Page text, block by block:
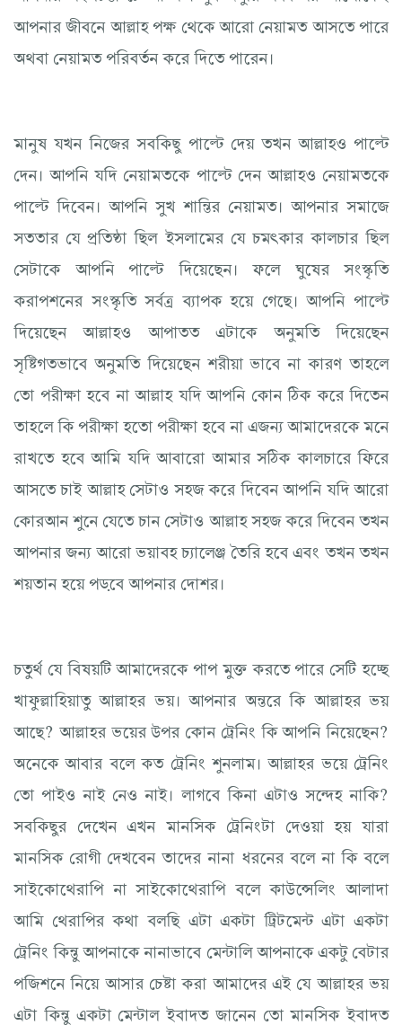
আপনার জীবনে আল্লাহ পক্ষ থেকে আরো নেয়ামত আসতে পারে
অথবা নেয়ামত পরিবর্তন করে দিতে পারেন।
মানুষ যখন নিজের সবকিছু পাল্টে দেয় তখন আল্লাহও পাল্টে
দেন। আপনি যদি নেয়ামতকে পাল্টে দেন আল্লাহও নেয়ামতকে
পাল্টে দিবেন। আপনি সুখ শান্তির নেয়ামত। আপনার সমাজে
সততার যে প্রতিষ্ঠা ছিল ইসলামের যে চমৎকার কালচার ছিল
সেটাকে আপনি পাল্টে দিয়েছেন। ফলে ঘুষের সংস্কৃতি
করাপশনের সংস্কৃতি সর্বত্র ব্যাপক হয়ে গেছে। আপনি পাল্টে
দিয়েছেন আল্লাহও আপাতত এটাকে অনুমতি দিয়েছেন
সৃষ্টিগতভাবে অনুমতি দিয়েছেন শরীয়া ভাবে না কারণ তাহলে
তো পরীক্ষা হবে না আল্লাহ যদি আপনি কোন ঠিক করে দিতেন
তাহলে কি পরীক্ষা হতো পরীক্ষা হবে না এজন্য আমাদেরকে মনে
রাখতে হবে আমি যদি আবারো আমার সঠিক কালচারে ফিরে
আসতে চাই আল্লাহ সেটাও সহজ করে দিবেন আপনি যদি আরো
কোরআন শুনে যেতে চান সেটাও আল্লাহ সহজ করে দিবেন তখন
আপনার জন্য আরো ভয়াবহ চ্যালেঞ্জ তৈরি হবে এবং তখন তখন
শয়তান হয়ে পড়বে আপনার দোশর।
চতুর্থ যে বিষয়টি আমাদেরকে পাপ মুক্ত করতে পারে সেটি হচ্ছে
খাফুল্লাহিয়াতু আল্লাহর ভয়। আপনার অন্তরে কি আল্লাহর ভয়
আছে? আল্লাহর ভয়ের উপর কোন ট্রেনিং কি আপনি নিয়েছেন?
অনেকে আবার বলে কত ট্রেনিং শুনলাম। আল্লাহর ভয়ে ট্রেনিং
তো পাইও নাই নেও নাই। লাগবে কিনা এটাও সন্দেহ নাকি?
সবকিছুর দেখেন এখন মানসিক ট্রেনিংটা দেওয়া হয় যারা
মানসিক রোগী দেখবেন তাদের নানা ধরনের বলে না কি বলে
সাইকোথেরাপি না সাইকোথেরাপি বলে কাউন্সেলিং আলাদা
আমি থেরাপির কথা বলছি এটা একটা ট্রিটমেন্ট এটা একটা
ট্রেনিং কিন্তু আপনাকে নানাভাবে মেন্টালি আপনাকে একটু বেটার
পজিশনে নিয়ে আসার চেষ্টা করা আমাদের এই যে আল্লাহর ভয়
এটা কিন্তু একটা মেন্টাল ইবাদত জানেন তো মানসিক ইবাদত